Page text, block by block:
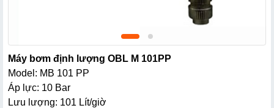
Máy bơm định lượng OBL M 101PP
Model: MB 101 PP
Áp lực: 10 Bar
Lưu lượng: 101 Lít/giờ